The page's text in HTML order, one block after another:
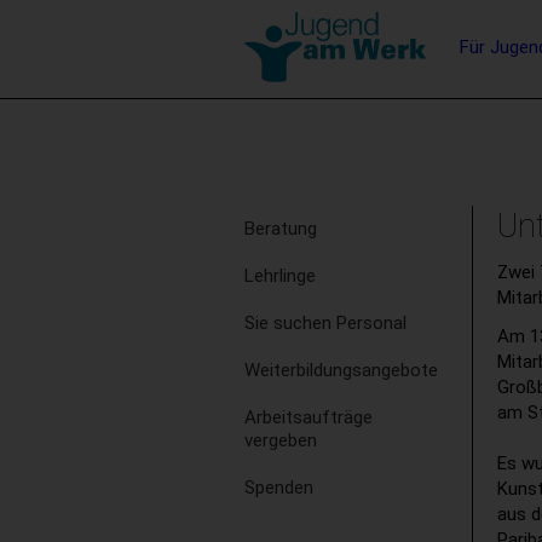
der
Für
Subnavigation
Beratung
Lehrlinge
Sie suchen Personal
Weiterbildungsangebote
Arbeitsaufträge
vergeben
Spenden
Zwei
Am
am
Es
aus